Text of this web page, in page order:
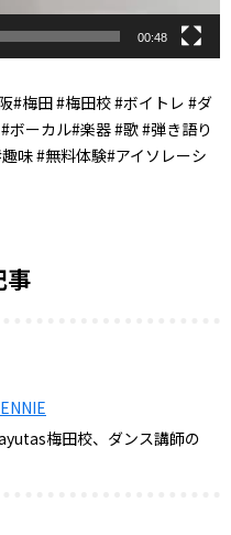
00:48
#梅田 #梅田校 #ボイトレ #ダ
ボーカル#楽器 #歌 #弾き語り
味 #無料体験#アイソレーシ
事
梅田校、ダンス講師の